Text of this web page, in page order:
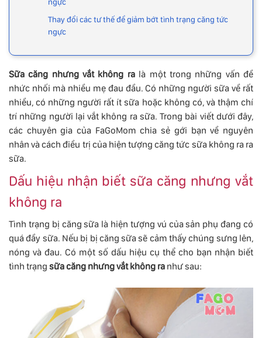
Thay đổi các tư thế để giảm bớt tình trạng căng tức
ngực
Sữa căng nhưng vắt không ralà một trong những vấn đề
nhức nhối mà nhiều mẹ đau đầu. Có những người sữa về rất
nhiều, có những người rất ít sữa hoặc không có, và thậm chí
trí những người lại vắt không ra sữa. Trong bài viết dưới đây,
các chuyên gia của FaGoMom chia sẻ gới bạn về nguyên
nhân và cách điều trị của hiện tượng căng tức sữa không ra ra
sữa.
Dấu hiệu nhận biết sữa căng nhưng vắt
không ra
Tình trạng bị căng sữa là hiện tượng vú của sản phụ đang có
quá đầy sữa. Nếu bị bị căng sữa sẽ cảm thấy chúng sưng lên,
nóng và đau. Có một số dấu hiệu cụ thể cho bạn nhận biết
tình trạng sữa căng nhưng vắt không ra như sau: